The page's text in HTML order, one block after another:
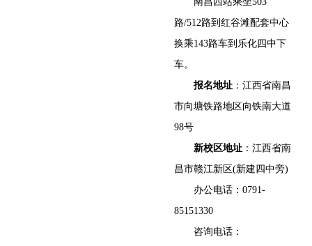
路/512路到红谷滩配套中心
换乘143路车到乐化四中下
车。
报名地址 ：江西省南昌
市向塘铁路地区向铁南大道
98号
新校区地址 ：江西省南
昌市赣江新区(新建四中旁)
办公电话：0791-
85151330
咨询电话：